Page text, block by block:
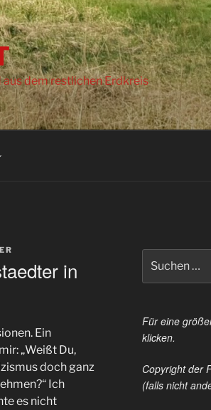
dem restlichen Erdkreis
in
Ein
„Weißt Du,
doch ganz
Ich
es nicht
nach:
Für eine
klicken.
Copyright der
(falls nicht